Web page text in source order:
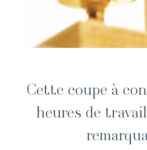
Cette coupe à
heures de